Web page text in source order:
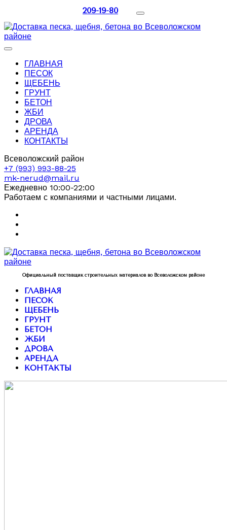
209-19-80
ГЛАВНАЯ
ПЕСОК
ЩЕБЕНЬ
ГРУНТ
БЕТОН
ЖБИ
ДРОВА
АРЕНДА
КОНТАКТЫ
Всеволожский район
+7 (993) 993-88-25
mk-nerud@mail.ru
Ежедневно 10:00-22:00
Работаем с компаниями и частными лицами.
Официальный поставщик строительных материалов во Всеволожском районе
ГЛАВНАЯ
ПЕСОК
ЩЕБЕНЬ
ГРУНТ
БЕТОН
ЖБИ
ДРОВА
АРЕНДА
КОНТАКТЫ